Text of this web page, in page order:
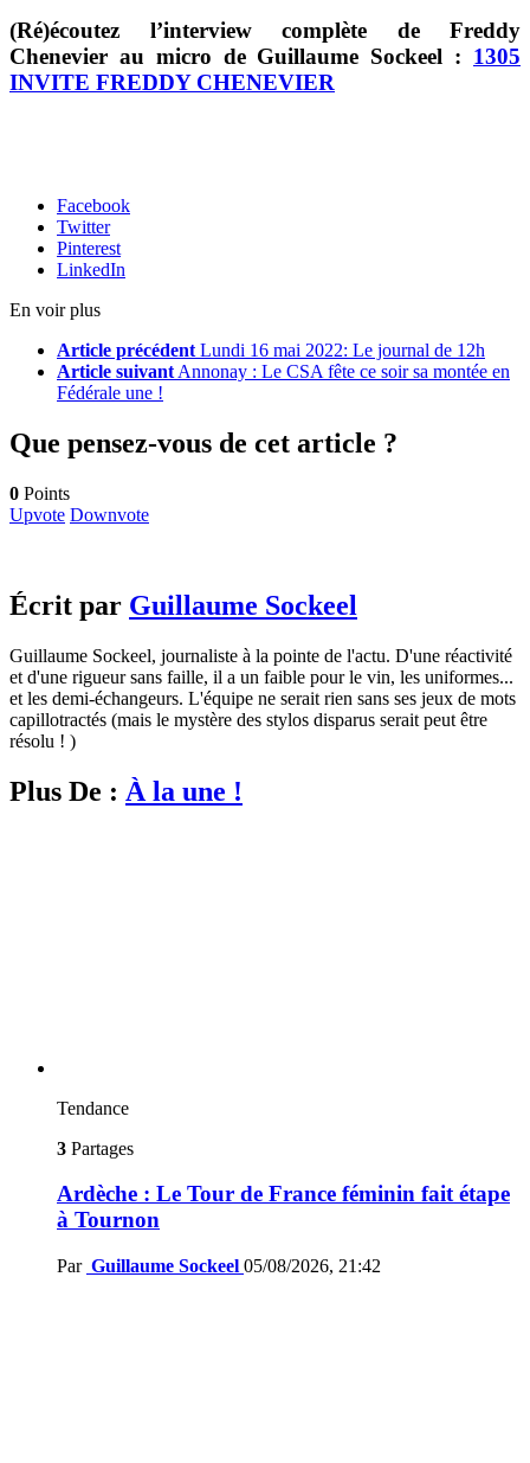
(Ré)écoutez l’interview complète de Freddy
Chenevier au micro de Guillaume Sockeel : 1305
INVITE FREDDY CHENEVIER
Facebook
Twitter
Pinterest
LinkedIn
En voir plus
Article précédent Lundi 16 mai 2022: Le journal de 12h
Article suivant Annonay : Le CSA fête ce soir sa montée en
Fédérale une !
Que pensez-vous de cet article ?
0 Points
Upvote Downvote
Écrit par Guillaume Sockeel
Guillaume Sockeel, journaliste à la pointe de l'actu. D'une réactivité
et d'une rigueur sans faille, il a un faible pour le vin, les uniformes...
et les demi-échangeurs. L'équipe ne serait rien sans ses jeux de mots
capillotractés (mais le mystère des stylos disparus serait peut être
résolu ! )
Plus De : À la une !
Tendance
3 Partages
Ardèche : Le Tour de France féminin fait étape
à Tournon
Par Guillaume Sockeel 05/08/2026, 21:42